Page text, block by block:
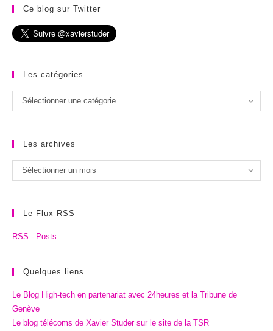
Ce blog sur Twitter
Les catégories
Les
catégories
Sélectionner une catégorie
Les archives
Les
archives
Sélectionner un mois
Le Flux RSS
RSS - Posts
Quelques liens
Le Blog High-tech en partenariat avec 24heures et la Tribune de
Genève
Le blog télécoms de Xavier Studer sur le site de la TSR